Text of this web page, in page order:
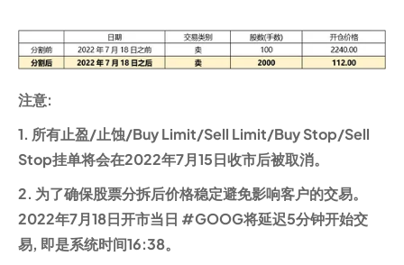
注意:
1. 所有止盈/止蚀/Buy Limit/Sell Limit/Buy Stop/Sell
Stop挂单将会在2022年7月15日收市后被取消。
2. 为了确保股票分拆后价格稳定避免影响客户的交易。
2022年7月18日开市当日 #GOOG将延迟5分钟开始交
易, 即是系统时间16:38。